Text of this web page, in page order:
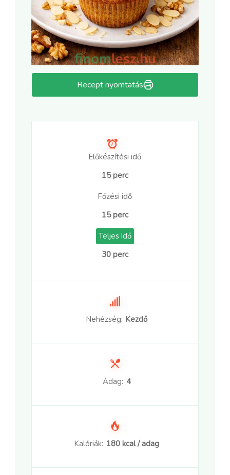
Recept nyomtatás
Előkészítési idő
15 perc
Főzési idő
15 perc
Teljes Idő
30 perc
Nehézség: Kezdő
Adag: 4
Kalóriák: 180 kcal / adag